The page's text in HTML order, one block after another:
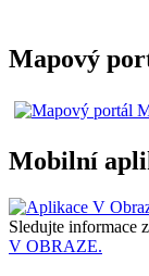
Mapový
Mobilní
Sledujte informace
V OBRAZE.